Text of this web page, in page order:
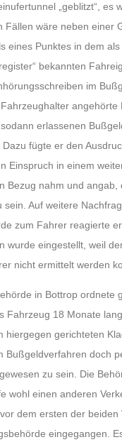
„geblitzt“, es
Fällen wäre neben einer
eines Punktes in dem als
bekannten
im
angehörte
erlassenen
fügte er den
Einspruch in einem
Bezug nahm und angab,
sein. Auf weitere
zum Fahrer reagierte
wurde eingestellt, weil
nicht ermittelt werden
in Bottrop ordnete
Fahrzeug 18 Monate
hiergegen gerichteten
Bußgeldverfahren doch
zu sein. Die
wohl einen anderen
dem ersten der beiden
eingegangen.